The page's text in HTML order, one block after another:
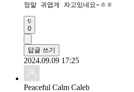
정말 귀엽게 자고있네요~ㅎㅎ
0
답글 쓰기
2024.09.09 17:25
Peaceful Calm Caleb